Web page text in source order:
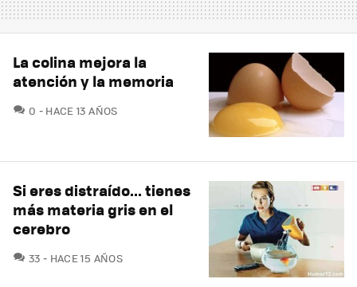
La colina mejora la
atención y la memoria
0 COMENTARIOS
HACE 13 AÑOS
Si eres distraído... tienes
más materia gris en el
cerebro
33 COMENTARIOS
HACE 15 AÑOS